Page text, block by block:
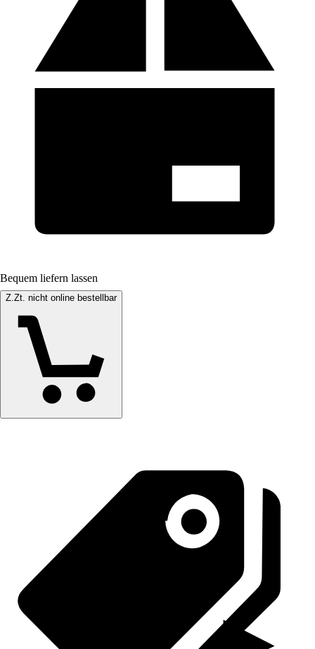
Bequem liefern lassen
Z.Zt. nicht online bestellbar